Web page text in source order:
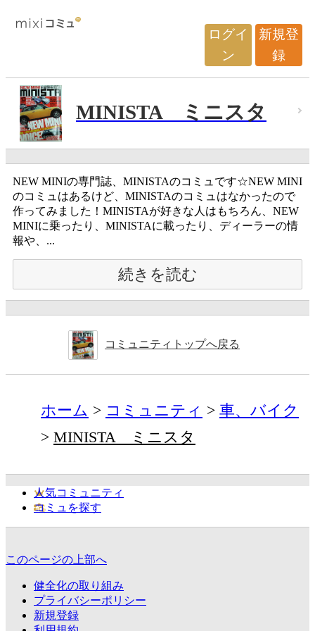
ログイ
ン
新規登
録
MINISTA ミニスタ
NEW MINIの専門誌、MINISTAのコミュです☆NEW MINI
のコミュはあるけど、MINISTAのコミュはなかったので
作ってみました！MINISTAが好きな人はもちろん、NEW
MINIに乗ったり、MINISTAに載ったり、ディーラーの情
報や、...
続きを読む
コミュニティトップへ戻る
ホーム コミュニティ
車、バイク
MINISTA ミニスタ
人気コミュニティ
コミュを探す
このページの上部へ
健全化の取り組み
プライバシーポリシー
新規登録